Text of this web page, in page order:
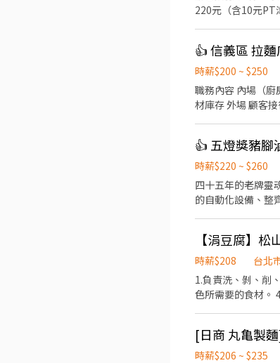
220元（含10元PT津貼為
和餐具。 ．準備不
👍 信義區 拉麵
時薪$200 ~ $250
職務內容 內場（廚房作業） 食材備料、出餐製作 拉麵湯頭、麵條、配料加熱與組裝 餐具準備、廚房區域清潔與保養 協助盤點食
材庫存 外場 顧客接待、點餐、送餐、桌邊服務 用餐區快速收拾、環境整潔維護 回應顧客需求，維持現場秩序與動線流暢 學習日
考： https://chikumo-ramen.com/zh-tw/ 面試之際 資歷表現優良者可優先晉升。 歡迎積極挑戰高薪，通過考核持續加薪晉
升。 ◎相關內
👍 五燈獎豬腳
時薪$220 ~ $260
四十五年的老牌靈魂，注入日式細節與現代美學
的自動化設備、整齊乾淨的無
化與多角化經營，這裡不只是餐飲，更
迎！） ​主要內容：
餐飲經驗者優，但更歡迎有服務熱忱、追求
09:30 - 13:30 ​中班：13:30 - 18:30 ​晚班：
餐期：16:45 - 20:30 ​長期兼職標準： 1. 基本配合 6 個月以上。 2. 每月配合總工時 80 小時以上。 ​💰 薪資與福利 ​時薪：
規定起薪，依能力
們比你更在意你的健康
持，或想體驗新型
【涓豆腐】
時薪$208
台北
1.負責洗、剝、削
色所需要的食材。
時薪$206 ~ $235